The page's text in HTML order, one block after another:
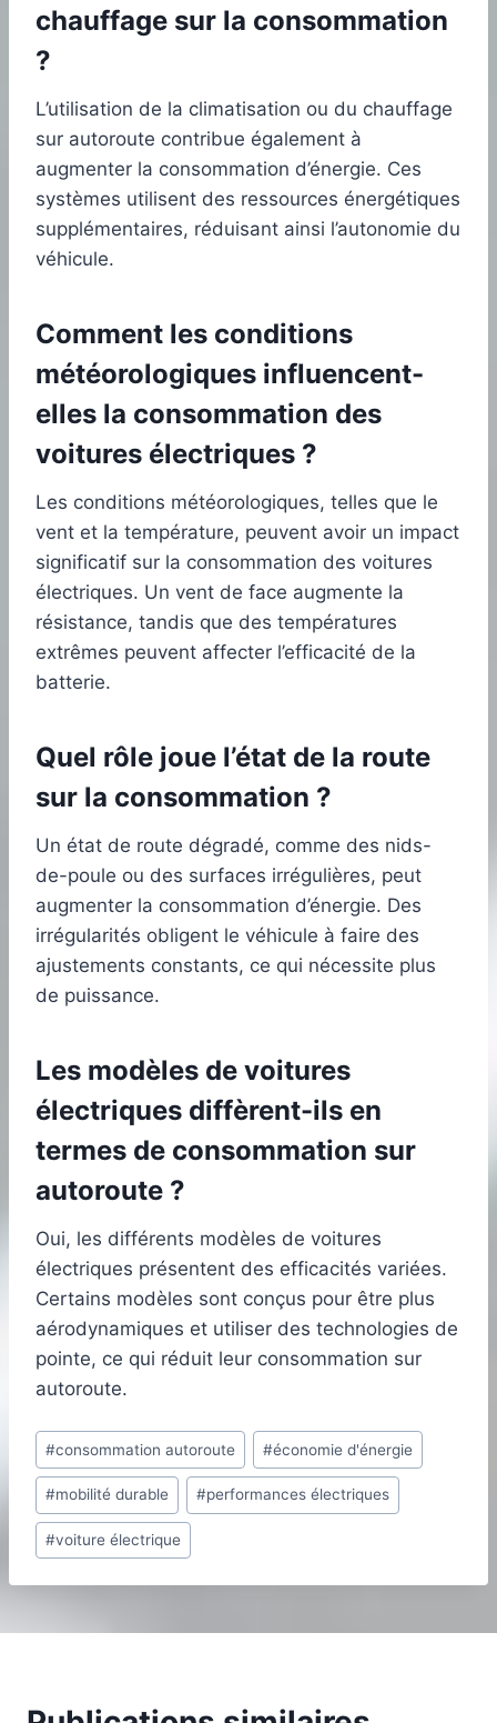
chauffage sur la consommation
?
L’utilisation de la climatisation ou du chauffage
sur autoroute contribue également à
augmenter la consommation d’énergie. Ces
systèmes utilisent des ressources énergétiques
supplémentaires, réduisant ainsi l’autonomie du
véhicule.
Comment les conditions
météorologiques influencent-
elles la consommation des
voitures électriques ?
Les conditions météorologiques, telles que le
vent et la température, peuvent avoir un impact
significatif sur la consommation des voitures
électriques. Un vent de face augmente la
résistance, tandis que des températures
extrêmes peuvent affecter l’efficacité de la
batterie.
Quel rôle joue l’état de la route
sur la consommation ?
Un état de route dégradé, comme des nids-
de-poule ou des surfaces irrégulières, peut
augmenter la consommation d’énergie. Des
irrégularités obligent le véhicule à faire des
ajustements constants, ce qui nécessite plus
de puissance.
Les modèles de voitures
électriques diffèrent-ils en
termes de consommation sur
autoroute ?
Oui, les différents modèles de voitures
électriques présentent des efficacités variées.
Certains modèles sont conçus pour être plus
aérodynamiques et utiliser des technologies de
pointe, ce qui réduit leur consommation sur
autoroute.
Étiquettes
de
la
publication :
#consommation autoroute #économie d'énergie
#mobilité durable #performances électriques
#voiture électrique